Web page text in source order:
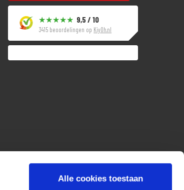
Alle cookies toestaan
9,5 / 10
3415 beoordelingen op KiyOh.nl